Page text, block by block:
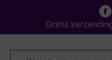
Gratis